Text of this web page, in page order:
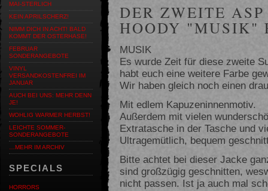
MAI-STERLICH
KEIN APRILSCHERZ!
NIMM DICH IN ACHT! BALD
KOMMT DER OSTERHASE!
FEBRUAR
SONDERANGEBOTE
VINYL
VERSANDKOSTENFREI IM
JANUAR
AUCH BEI UNS: MEHR DENN
JE!
WOHLIG WARMER HERBST!
LEICHTE SOMMER-
SONDERANGEBOTE
…MEHR IM ARCHIV
SPECIALS
HORRORS
DER ZWEITE
HOODY "MUSIK"
MUSIK
Es wurde Zeit für diese zweite
habt euch eine weitere Farbe
Wir haben gleich noch einen
Mit edlem Kapuzeninnenmotiv.
Außerdem mit vielen
Extratasche in der Tasche und
Ultragemütlich, bequem
Bitte achtet bei dieser Jacke
sind großzügig geschnitten,
nicht passen. Ist ja auch mal